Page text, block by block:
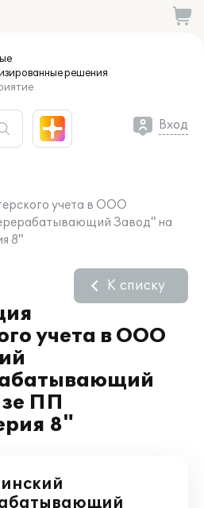
решения
Вход
учета в ООО
Завод" на
8"
учета в ООО
ПП
8"
К списку